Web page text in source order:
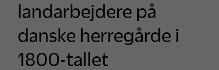
landarbejdere på
danske herregårde i
1800-tallet